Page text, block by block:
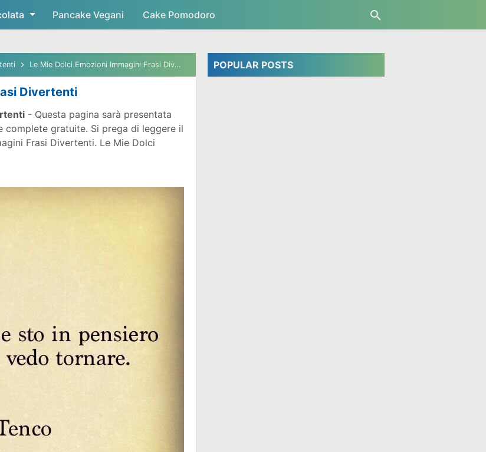
Skip to main content
Pancake Vegani Cake Pomodoro
Le Mie Dolci Emozioni Immagini Frasi Divertenti
Divertenti
- Questa pagina sarà presentata
complete gratuite. Si prega di leggere il
Frasi Divertenti. Le Mie Dolci
POPULAR POSTS